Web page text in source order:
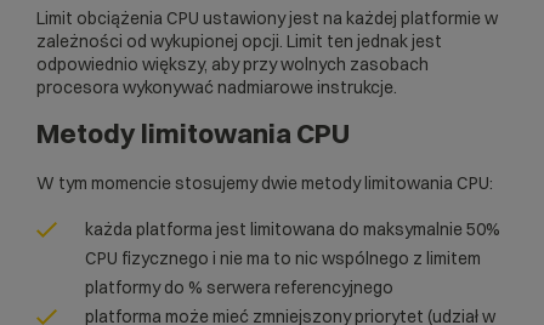
Limit obciążenia CPU ustawiony jest na każdej platformie w
zależności od wykupionej opcji. Limit ten jednak jest
odpowiednio większy, aby przy wolnych zasobach
procesora wykonywać nadmiarowe instrukcje.
Metody limitowania CPU
W tym momencie stosujemy dwie metody limitowania CPU:
każda platforma jest limitowana do maksymalnie 50%
CPU fizycznego i nie ma to nic wspólnego z limitem
platformy do % serwera referencyjnego
platforma może mieć zmniejszony priorytet (udział w